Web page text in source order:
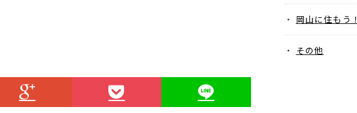
岡山に住もう！
その他